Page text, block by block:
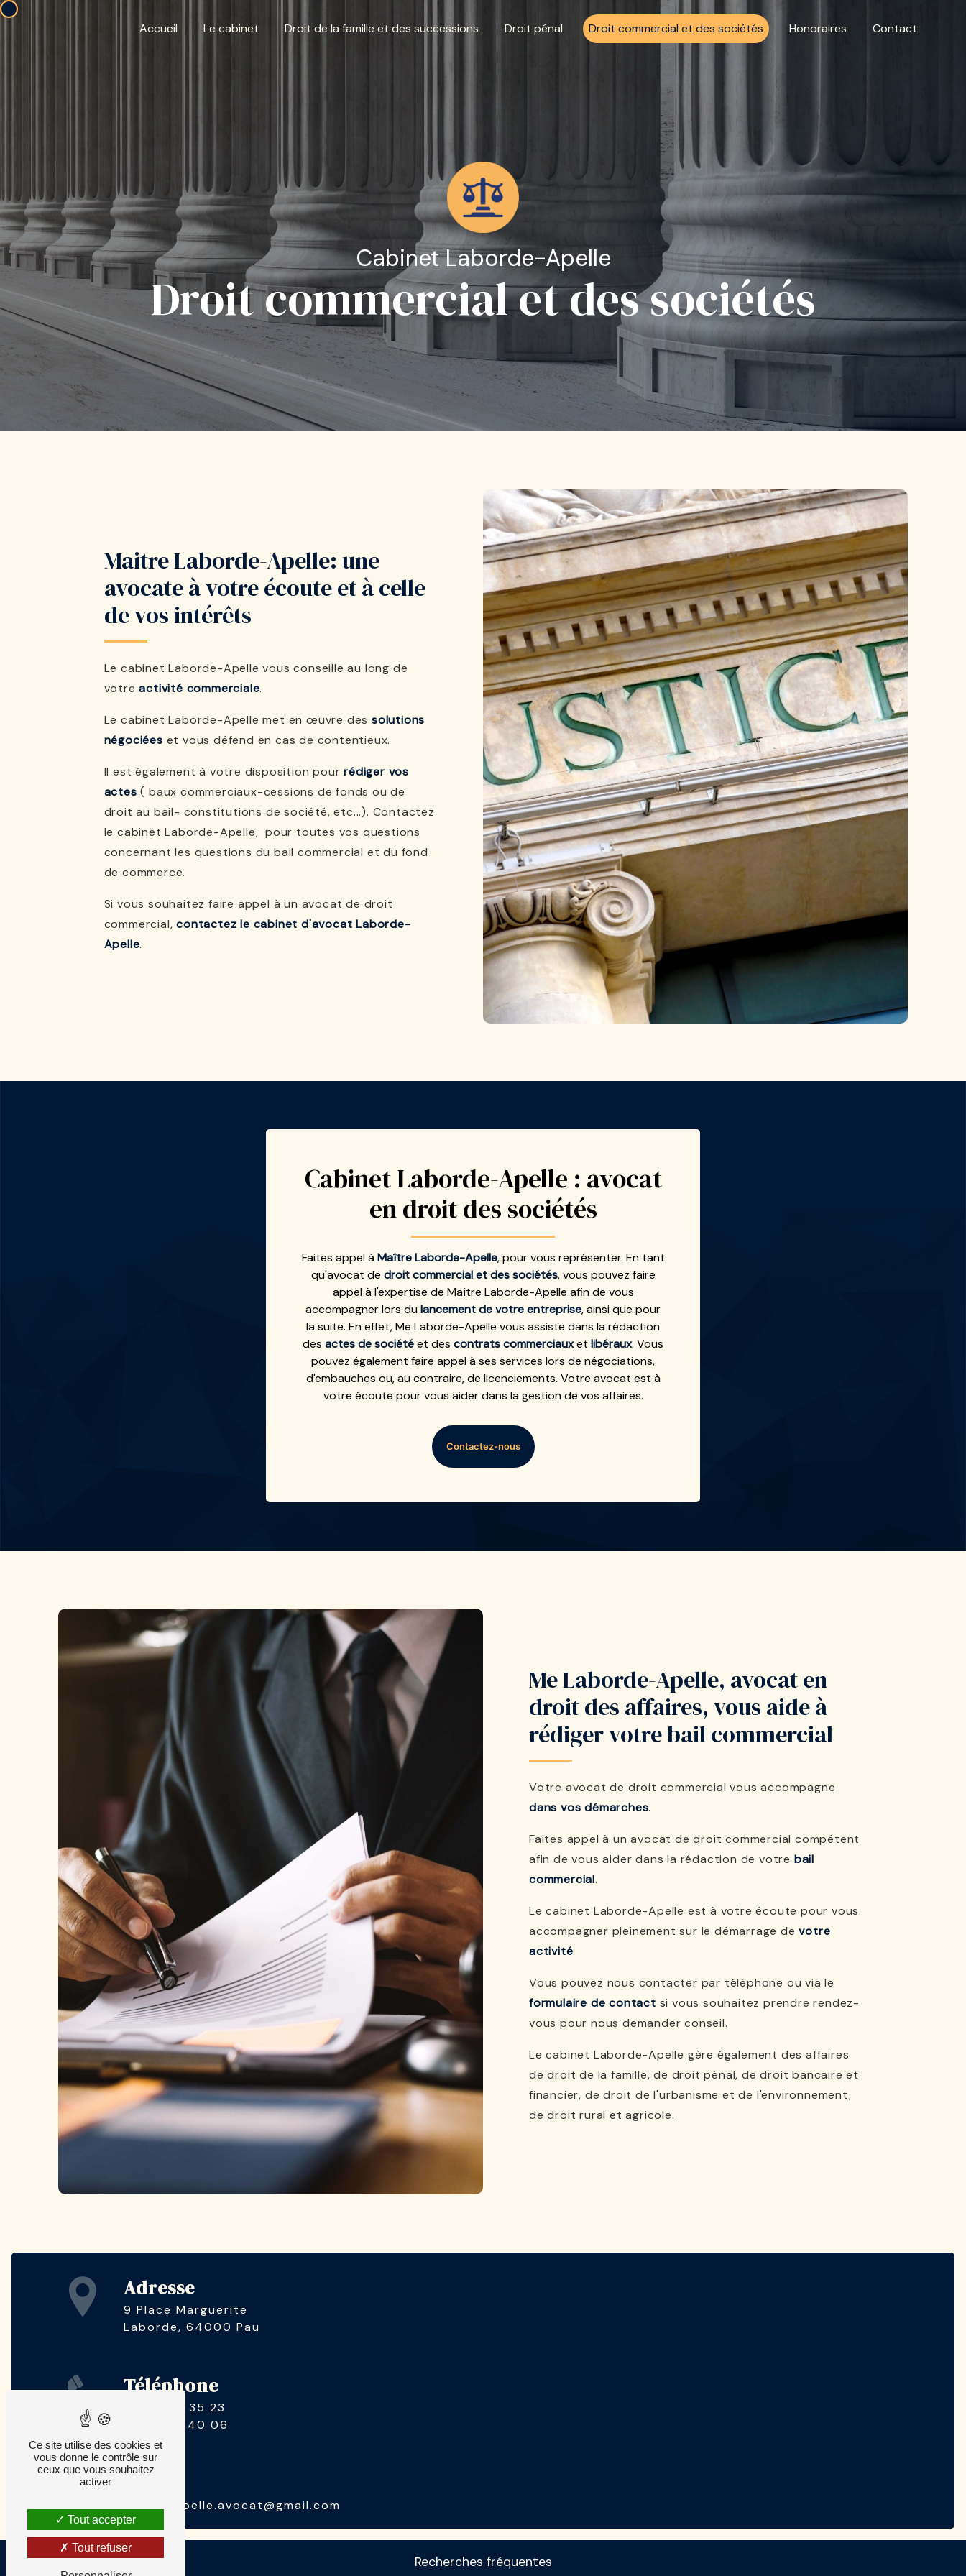
Accueil Le cabinet Droit de la famille et des successions Droit pénal Droit commercial et des sociétés Honoraires Contact
Cabinet Laborde-Apelle
Droit commercial et des sociétés
Maitre Laborde-Apelle: une
avocate à votre écoute et à celle
de vos intérêts
Le cabinet Laborde-Apelle vous conseille au long de
votreactivité commerciale.
Le cabinet Laborde-Apelle met en œuvre dessolutions
négociées et vous défend en cas de contentieux.
Il est également à votre disposition pourrédiger vos
actes ( baux commerciaux-cessions de fonds ou de
droit au bail- constitutions de société, etc...). Contactez
le cabinet Laborde-Apelle, pour toutes vos questions
concernant les questions du bail commercial et du fond
de commerce.
Si vous souhaitez faire appel à un avocat de droit
commercial, contactez le cabinet d'avocat Laborde-
Apelle.
Cabinet Laborde-Apelle : avocat
en droit des sociétés
Faites appel àMaître Laborde-Apelle, pour vous représenter. En tant
qu'avocat de droit commercial et des sociétés, vous pouvez faire
appel à l'expertise de Maître Laborde-Apelle afin de vous
accompagner lors dulancement de votre entreprise, ainsi que pour
la suite. En effet, Me Laborde-Apelle vous assiste dans la rédaction
des actes de sociétéet des contrats commerciauxet libéraux. Vous
pouvez également faire appel à ses services lors de négociations,
d'embauches ou, au contraire, de licenciements. Votre avocat est à
votre écoute pour vous aider dans la gestion de vos affaires.
Contactez-nous
Me Laborde-Apelle, avocat en
droit des affaires, vous aide à
rédiger votre bail commercial
Votre avocat de droit commercial vous accompagne
dans vos démarches.
Faites appel à un avocat de droit commercial compétent
afin de vous aider dans la rédaction de votre bail
commercial.
Le cabinet Laborde-Apelle est à votre écoute pour vous
accompagner pleinement sur le démarrage devotre
activité.
Vous pouvez nous contacter par téléphone ou via le
formulaire de contact si vous souhaitez prendre rendez-
vous pour nous demander conseil.
Le cabinet Laborde-Apelle gère également des affaires
de droit de la famille, de droit pénal, de droit bancaire et
financier, de droit de l'urbanisme et de l'environnement,
de droit rural et agricole.
Adresse
9 Place Marguerite
Laborde, 64000 Pau
Téléphone
05 47 92 35 23
06 63 93 40 06
labordeapelle.avocat@gmail.com
Recherches fréquentes
Panneau de gestion des cookies
Ce site utilise des cookies et
vous donne le contrôle sur
ceux que vous souhaitez
activer
Tout accepter
Tout refuser